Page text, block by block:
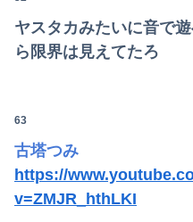
ヤスタカみたいに音で
ら限界は見えてたろ
63
古塔つみ
https://
v=ZMJR_hthLKI